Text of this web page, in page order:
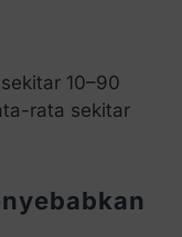
10–90
rata sekitar